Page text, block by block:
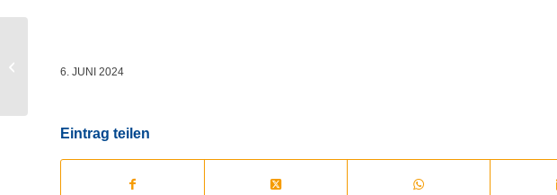
6. JUNI 2024
Eintrag teilen
Grundgesetz – Gelebte